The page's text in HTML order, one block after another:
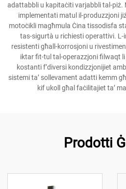
adattabbli u kapitaċiti varjabbli tal-piż.
implementati matul il-produzzjoni
motoċikli magħmula Ċina tissodisfa
tas-sigurtà u richiesti operattivi. L-
resistenti għall-korrosjoni u
iktar fit-tul tal-operazzjoni filwaqt
kostanti f’diversi kondizzjonijiet
sistemi ta’ sollevament adatti kemm
kif ukoll għal faċilitajiet ta’
Prodotti